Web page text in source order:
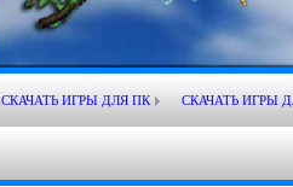
СКАЧАТЬ ИГРЫ ДЛЯ ПК СКАЧАТЬ ИГРЫ